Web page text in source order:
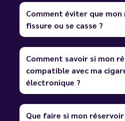
Comment éviter que mon
fissure ou se casse ?
Comment savoir si mon
compatible avec ma
électronique ?
Que faire si mon